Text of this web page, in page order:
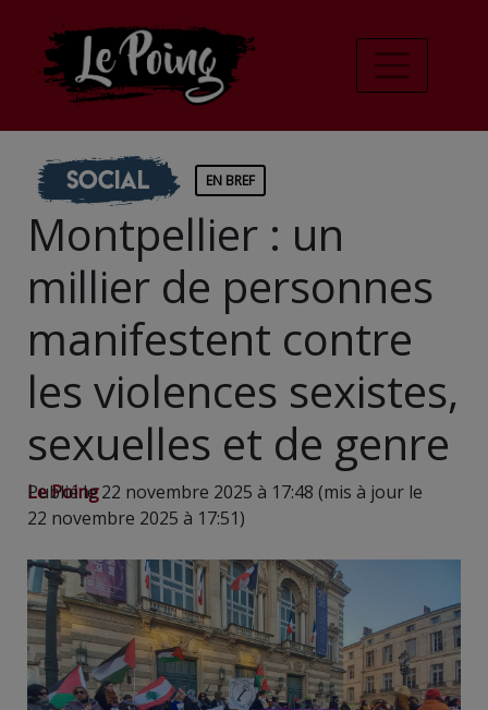
Social EN BREF
Montpellier : un
millier de personnes
manifestent contre
les violences sexistes,
sexuelles et de genre
Le Poing
Publié le 22 novembre 2025 à 17:48 (mis à jour le
22 novembre 2025 à 17:51)